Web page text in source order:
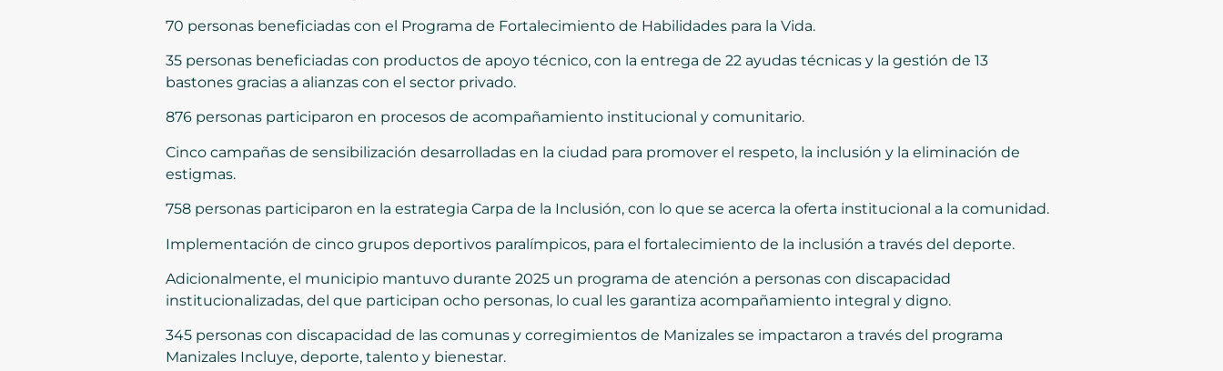
70 personas beneficiadas con el Programa de Fortalecimiento de Habilidades para la Vida.
35 personas beneficiadas con productos de apoyo técnico, con la entrega de 22 ayudas técnicas y la gestión de 13
bastones gracias a alianzas con el sector privado.
876 personas participaron en procesos de acompañamiento institucional y comunitario.
Cinco campañas de sensibilización desarrolladas en la ciudad para promover el respeto, la inclusión y la eliminación de
estigmas.
758 personas participaron en la estrategia Carpa de la Inclusión, con lo que se acerca la oferta institucional a la comunidad.
Implementación de cinco grupos deportivos paralímpicos, para el fortalecimiento de la inclusión a través del deporte.
Adicionalmente, el municipio mantuvo durante 2025 un programa de atención a personas con discapacidad
institucionalizadas, del que participan ocho personas, lo cual les garantiza acompañamiento integral y digno.
345 personas con discapacidad de las comunas y corregimientos de Manizales se impactaron a través del programa
Manizales Incluye, deporte, talento y bienestar.